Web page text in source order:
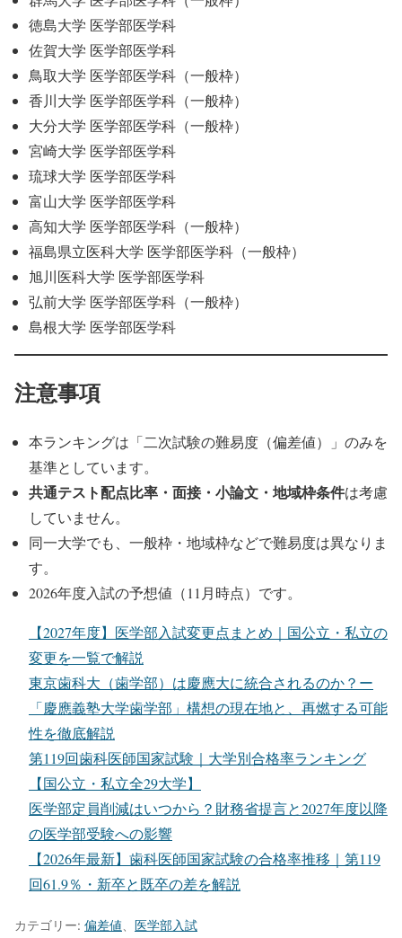
徳島大学 医学部医学科
佐賀大学 医学部医学科
鳥取大学 医学部医学科（一般枠）
香川大学 医学部医学科（一般枠）
大分大学 医学部医学科（一般枠）
宮崎大学 医学部医学科
琉球大学 医学部医学科
富山大学 医学部医学科
高知大学 医学部医学科（一般枠）
福島県立医科大学 医学部医学科（一般枠）
旭川医科大学 医学部医学科
弘前大学 医学部医学科（一般枠）
島根大学 医学部医学科
注意事項
本ランキングは「二次試験の難易度（偏差値）」のみを
基準としています。
共通テスト配点比率・面接・小論文・地域枠条件は考慮
していません。
同一大学でも、一般枠・地域枠などで難易度は異なりま
す。
2026年度入試の予想値（11月時点）です。
【2027年度】医学部入試変更点まとめ｜国公立・私立の
変更を一覧で解説
東京歯科大（歯学部）は慶應大に統合されるのか？ー
「慶應義塾大学歯学部」構想の現在地と、再燃する可能
性を徹底解説
第119回歯科医師国家試験｜大学別合格率ランキング
【国公立・私立全29大学】
医学部定員削減はいつから？財務省提言と2027年度以降
の医学部受験への影響
【2026年最新】歯科医師国家試験の合格率推移｜第119
回61.9％・新卒と既卒の差を解説
カテゴリー: 偏差値 医学部入試